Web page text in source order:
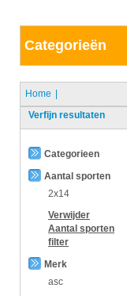
Categorieën
Home
Verfijn resultaten
Categorieen
Aantal sporten
2x14
Verwijder
Aantal sporten
filter
Merk
asc